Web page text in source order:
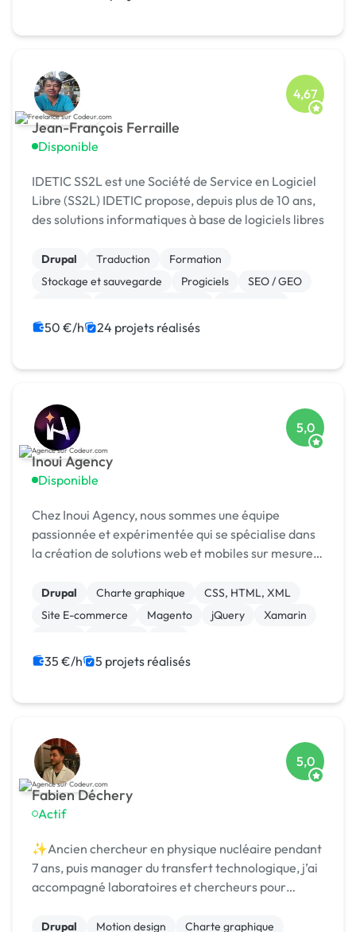
Jean-François Ferraille
Disponible
4,67
IDETIC SS2L est une Société de Service en Logiciel
Libre (SS2L) IDETIC propose, depuis plus de 10 ans,
des solutions informatiques à base de logiciels libres
Drupal Traduction
Formation
Stockage et sauvegarde
Progiciels
SEO / GEO
Magento
50 €/h 24 projets réalisés
Inoui Agency
Disponible
5,0
Chez Inoui Agency, nous sommes une équipe
passionnée et expérimentée qui se spécialise dans
la création de solutions web et mobiles sur mesure.
de développement d'applications pour divers
secteurs te...
Drupal Charte graphique
CSS, HTML, XML
Site E-commerce
Magento jQuery
Xamarin
35 €/h 5 projets réalisés
Fabien Déchery
Actif
5,0
✨Ancien chercheur en physique nucléaire pendant
7 ans, puis manager du transfert technologique, j’ai
accompagné laboratoires et chercheurs pour
puis st
Drupal Motion design
Charte graphique